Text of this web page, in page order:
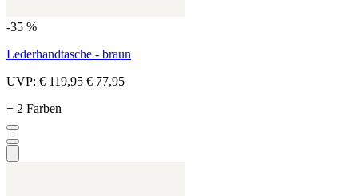
-35 %
Lederhandtasche - braun
UVP: € 119,95 € 77,95
+ 2 Farben